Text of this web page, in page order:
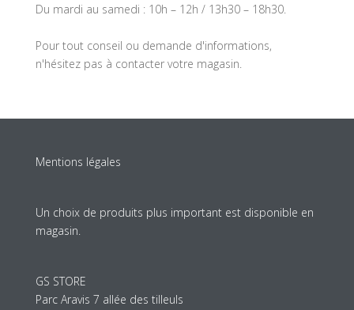
Du mardi au samedi : 10h – 12h / 13h30 – 18h30.
Pour tout conseil ou demande d'informations,
n'hésitez pas à contacter votre magasin.
Mentions légales
Un choix de produits plus important est disponible en
magasin.
GS STORE
Parc Aravis 7 allée des tilleuls